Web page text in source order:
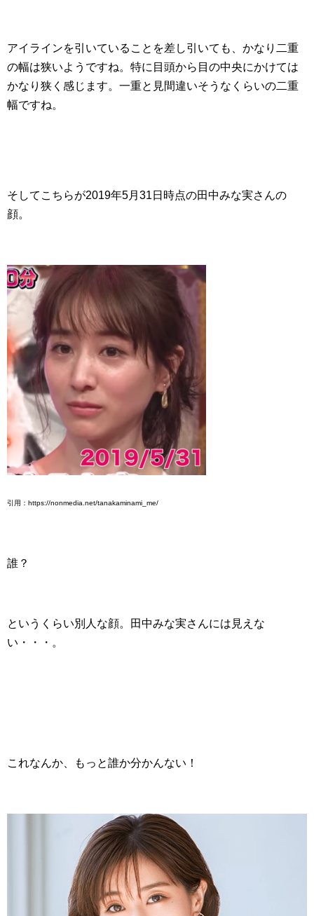
アイラインを引いていることを差し引いても、かなり二重
の幅は狭いようですね。特に目頭から目の中央にかけては
かなり狭く感じます。一重と見間違いそうなくらいの二重
幅ですね。
そしてこちらが2019年5月31日時点の田中みな実さんの
顔。
引用：https://nonmedia.net/tanakaminami_me/
誰？
というくらい別人な顔。田中みな実さんには見えな
い・・・。
これなんか、もっと誰か分かんない！